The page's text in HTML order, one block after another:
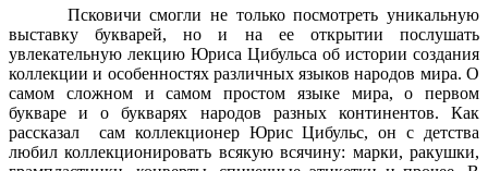
Псковичи смогли не только посмотреть уникальную
выставку букварей, но и на ее открытии послушать
увлекательную лекцию Юриса Цибульса об истории создания
коллекции и особенностях различных языков народов мира. О
самом сложном и самом простом языке мира, о первом
букваре и о букварях народов разных континентов. Как
рассказал сам коллекционер Юрис Цибульс, он с детства
любил коллекционировать всякую всячину: марки, ракушки,